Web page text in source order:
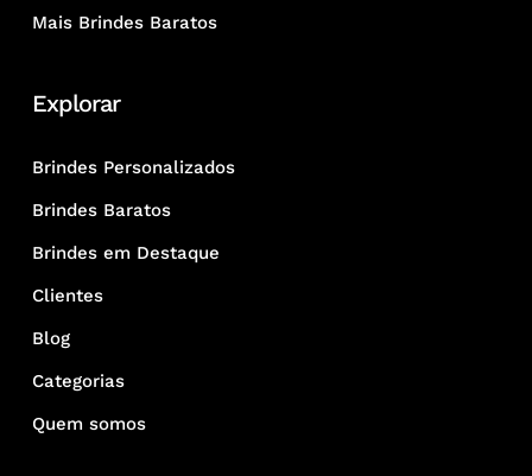
Mais Brindes Baratos
Explorar
Brindes Personalizados
Brindes Baratos
Brindes em Destaque
Clientes
Blog
Categorias
Quem somos